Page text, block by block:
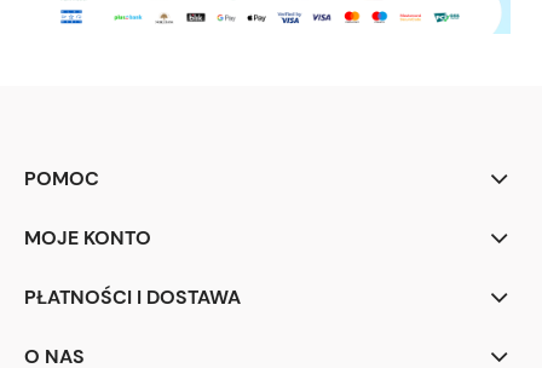
POMOC
MOJE KONTO
PŁATNOŚCI I DOSTAWA
O NAS